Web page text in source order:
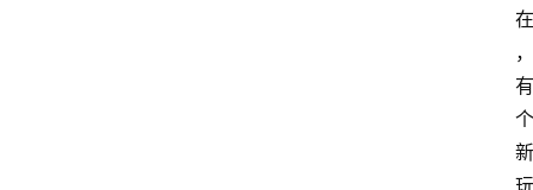
在
，
有
个
新
玩